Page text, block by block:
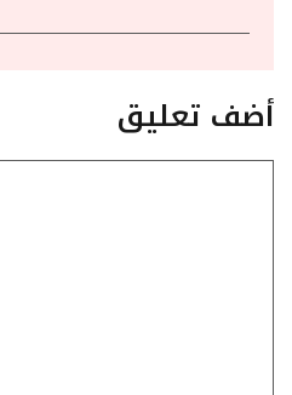
أضف تعليق